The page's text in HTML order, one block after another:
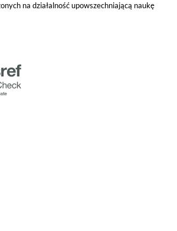
na działalność upowszechniającą naukę